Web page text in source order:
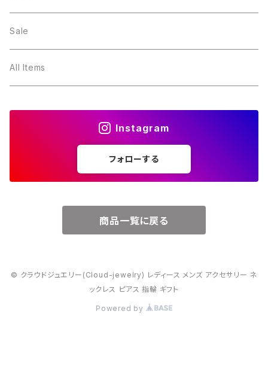
２月・アメジスト
３月・アクアマリン
～5000円
～10000円
Sale
All Items
Instagram
フォローする
商品一覧に戻る
© クラウドジュエリー(Cloud-jewelry) レディース メンズ アクセサリー ネ
ックレス ピアス 指輪 ギフト
Powered by